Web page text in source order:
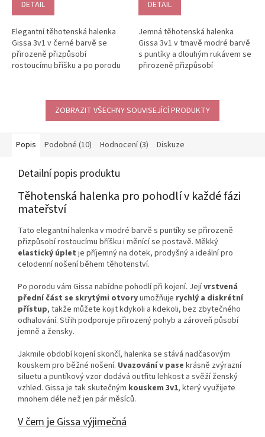
5,0
5
hvězdiček.
DETAIL
Elegantní těhotenská halenka
Gissa 3v1 v černé barvě se
přirozeně přizpůsobí
rostoucímu bříšku a po porodu
5,0
5
hvězdiček.
DETAIL
Jemná těhotenská halenka
Gissa 3v1 v tmavě modré barvě
s puntíky a dlouhým rukávem se
přirozeně přizpůsobí
ZOBRAZIT VŠECHNY SOUVISEJÍCÍ PRODUKTY
Popis Podobné (10) Hodnocení (3) Diskuze
Detailní popis produktu
Těhotenská halenka pro pohodlí v každé fázi
mateřství
Tato elegantní halenka v modré barvě s puntíky se přirozeně
přizpůsobí rostoucímu bříšku i měnící se postavě. Měkký
elastický úplet je příjemný na dotek, prodyšný a ideální pro
celodenní nošení během těhotenství.
Po porodu vám Gissa nabídne pohodlí při kojení. Jejívrstvená
přední část se skrytými otvoryumožňuje rychlý a diskrétní
přístup, takže můžete kojit kdykoli a kdekoli, bez zbytečného
odhalování. Střih podporuje přirozený pohyb a zároveň působí
jemně a žensky.
Jakmile období kojení skončí, halenka se stává nadčasovým
kouskem pro běžné nošení. Uvazování v pase krásně zvýrazní
siluetu a puntíkový vzor dodává outfitu lehkost a svěží ženský
vzhled. Gissa je tak skutečným kouskem 3v1, který využijete
mnohem déle než jen pár měsíců.
V čem je Gissa výjimečná